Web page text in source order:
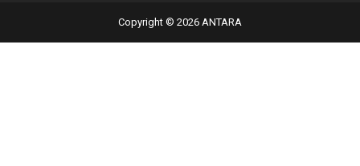
Copyright © 2026 ANTARA